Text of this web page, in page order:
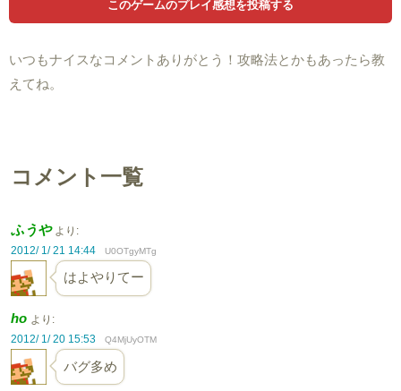
いつもナイスなコメントありがとう！攻略法とかもあったら教
えてね。
コメント一覧
ふうや より:
2012/ 1/ 21 14:44
U0OTgyMTg
はよやりてー
ho より:
2012/ 1/ 20 15:53
Q4MjUyOTM
バグ多め